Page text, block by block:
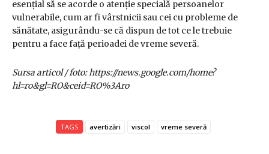
esențial să se acorde o atenție specială persoanelor
vulnerabile, cum ar fi vârstnicii sau cei cu probleme de
sănătate, asigurându-se că dispun de tot ce le trebuie
pentru a face față perioadei de vreme severă.
Sursa articol / foto: https://news.google.com/home?
hl=ro&gl=RO&ceid=RO%3Aro
TAGS avertizări viscol vreme severă